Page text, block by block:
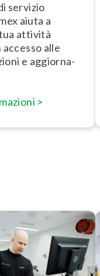
servizio
aiuta a
attività
alle
e ag­gior­na­
>